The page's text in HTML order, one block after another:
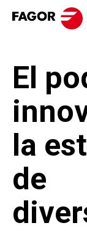
Skip
content
El
la
de